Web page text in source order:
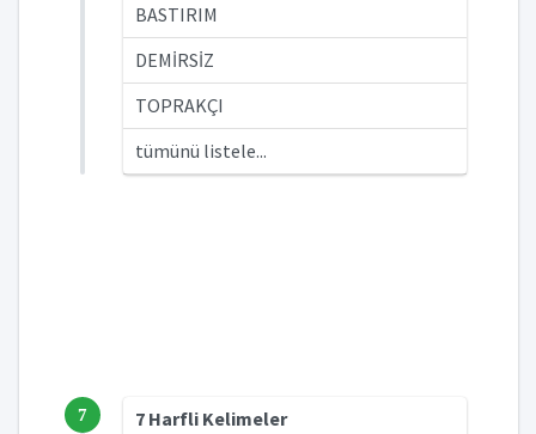
BASTIRIM
DEMİRSİZ
TOPRAKÇI
tümünü listele...
7
7 Harfli Kelimeler